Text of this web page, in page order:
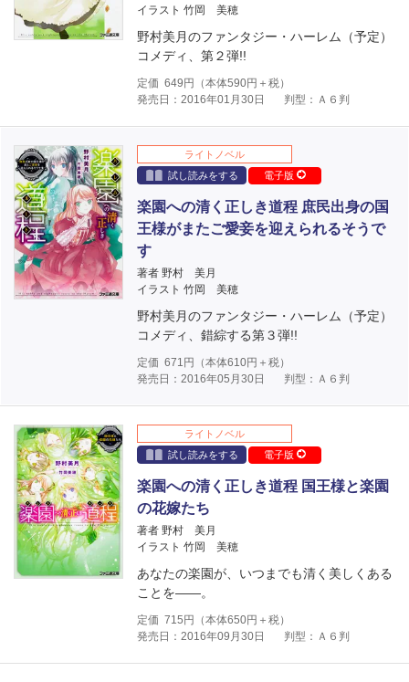
イラスト 竹岡 美穂
野村美月のファンタジー・ハーレム（予定）
コメディ、第２弾!!
定価 649 円（本体590円＋税）
発売日：2016年01月30日
判型：Ａ６判
ライトノベル
試し読みをする
電子版
楽園への清く正しき道程 庶民出身の国
王様がまたご愛妾を迎えられるそうで
す
著者 野村 美月
イラスト 竹岡 美穂
野村美月のファンタジー・ハーレム（予定）
コメディ、錯綜する第３弾!!
定価 671 円（本体610円＋税）
発売日：2016年05月30日
判型：Ａ６判
ライトノベル
試し読みをする
電子版
楽園への清く正しき道程 国王様と楽園
の花嫁たち
著者 野村 美月
イラスト 竹岡 美穂
あなたの楽園が、いつまでも清く美しくある
ことを――。
定価 715 円（本体650円＋税）
発売日：2016年09月30日
判型：Ａ６判